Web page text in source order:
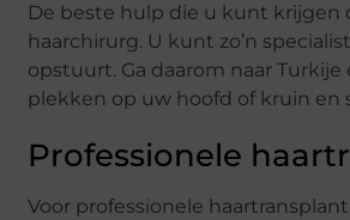
De beste hulp die u kunt krijgen
haarchirurg. U kunt zo’n
opstuurt. Ga daarom naar
plekken op uw hoofd of kruin en
Professionele
Voor professionele